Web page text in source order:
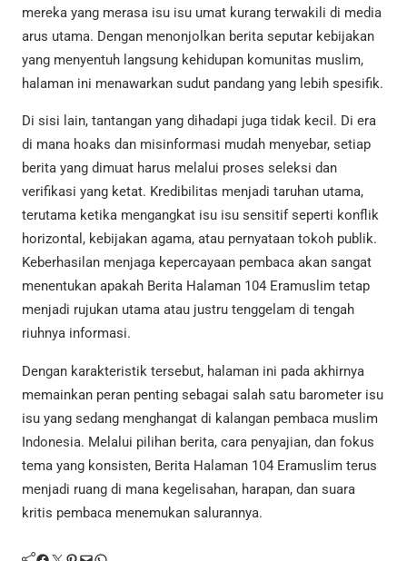
mereka yang merasa isu isu umat kurang terwakili di media
arus utama. Dengan menonjolkan berita seputar kebijakan
yang menyentuh langsung kehidupan komunitas muslim,
halaman ini menawarkan sudut pandang yang lebih spesifik.
Di sisi lain, tantangan yang dihadapi juga tidak kecil. Di era
di mana hoaks dan misinformasi mudah menyebar, setiap
berita yang dimuat harus melalui proses seleksi dan
verifikasi yang ketat. Kredibilitas menjadi taruhan utama,
terutama ketika mengangkat isu isu sensitif seperti konflik
horizontal, kebijakan agama, atau pernyataan tokoh publik.
Keberhasilan menjaga kepercayaan pembaca akan sangat
menentukan apakah Berita Halaman 104 Eramuslim tetap
menjadi rujukan utama atau justru tenggelam di tengah
riuhnya informasi.
Dengan karakteristik tersebut, halaman ini pada akhirnya
memainkan peran penting sebagai salah satu barometer isu
isu yang sedang menghangat di kalangan pembaca muslim
Indonesia. Melalui pilihan berita, cara penyajian, dan fokus
tema yang konsisten, Berita Halaman 104 Eramuslim terus
menjadi ruang di mana kegelisahan, harapan, dan suara
kritis pembaca menemukan salurannya.